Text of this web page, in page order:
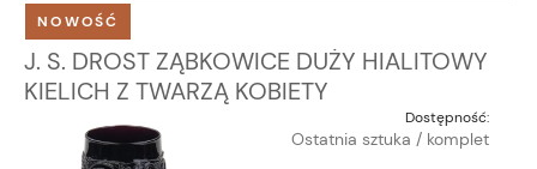
J. S. DROST ZĄBKOWICE DUŻY HIALITOWY
KIELICH Z TWARZĄ KOBIETY
Dostępność:
Ostatnia sztuka / komplet
NOWOŚĆ